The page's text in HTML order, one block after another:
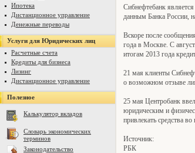
Ипотека
Дистанционное управление
Денежные переводы
Услуги для Юридических лиц
Расчетные счета
Кредиты для бизнеса
Лизинг
Дистанционное управление
Полезное
Калькулятор вкладов
Словарь экономических
терминов
Законодательство
Сибнефтебанк
данным Банка России,
Вскоре после
года в Москве. С
итогам 2013 года
21 мая клиенты
о возможном отзыве
25 мая Центробанк
юридическим и
привлекать средства
Источник:
РБК